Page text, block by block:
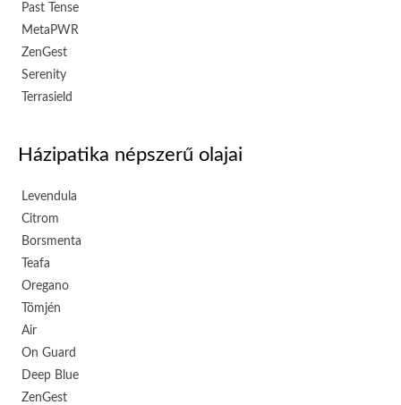
Past Tense
MetaPWR
ZenGest
Serenity
Terrasield
Házipatika népszerű olajai
Levendula
Citrom
Borsmenta
Teafa
Oregano
Tömjén
Air
On Guard
Deep Blue
ZenGest